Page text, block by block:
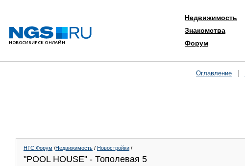
Недвижимость
Знакомства
Форум
Оглавление
НГС.Форум /Недвижимость / Новостройки /
"POOL HOUSE" - Тополевая 5